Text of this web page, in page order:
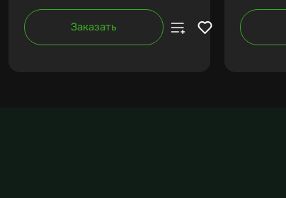
Заказать